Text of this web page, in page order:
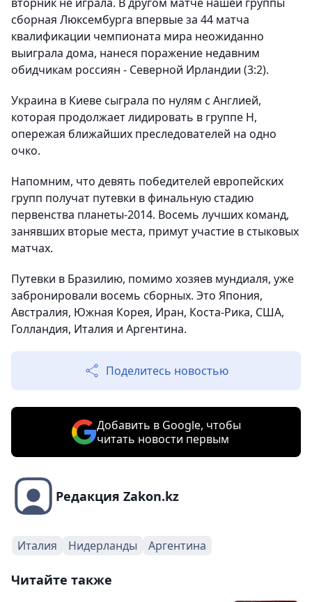
сборная Люксембурга впервые за 44 матча
квалификации чемпионата мира неожиданно
выиграла дома, нанеся поражение недавним
обидчикам россиян - Северной Ирландии (3:2).
Украина в Киеве сыграла по нулям с Англией,
которая продолжает лидировать в группе H,
опережая ближайших преследователей на одно
очко.
Напомним, что девять победителей европейских
групп получат путевки в финальную стадию
первенства планеты-2014. Восемь лучших команд,
занявших вторые места, примут участие в стыковых
матчах.
Путевки в Бразилию, помимо хозяев мундиаля, уже
забронировали восемь сборных. Это Япония,
Австралия, Южная Корея, Иран, Коста-Рика, США,
Голландия, Италия и Аргентина.
Поделитесь новостью
Добавить в Google, чтобы
читать новости первым
Редакция Zakon.kz
Италия Нидерланды Аргентина
Читайте также